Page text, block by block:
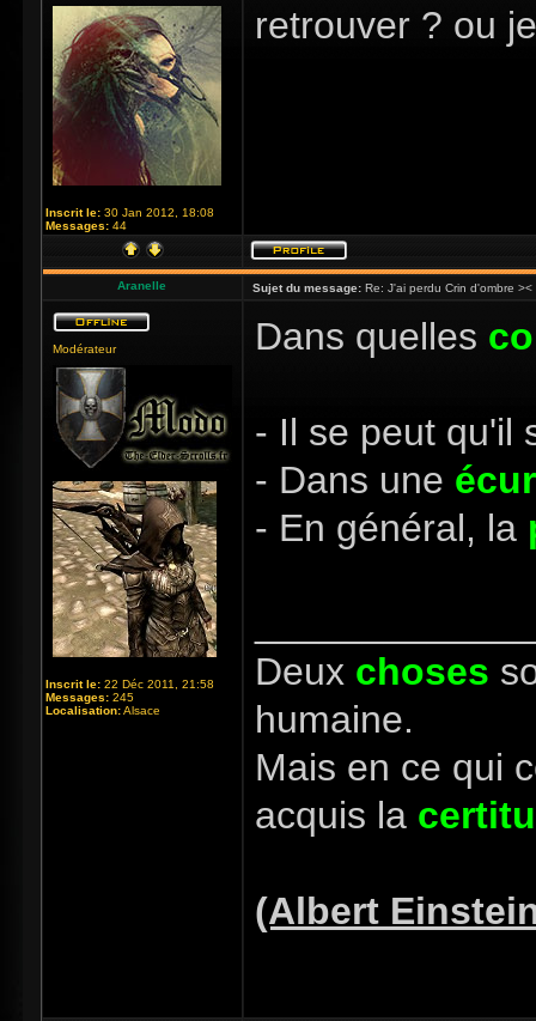
Inscrit le: 30 Jan 2012, 18:08
Messages: 44
retrouver ? ou
Aranelle Sujet du message: Re: J'ai perdu Crin d'ombre ><
Modérateur
Inscrit le: 22 Déc 2011, 21:58
Messages: 245
Localisation:Alsace
Dans quelles
- Il se peut qu'il
- Dans une
- En général, la
Deux choses
humaine.
Mais en ce qui
acquis la
(Albert